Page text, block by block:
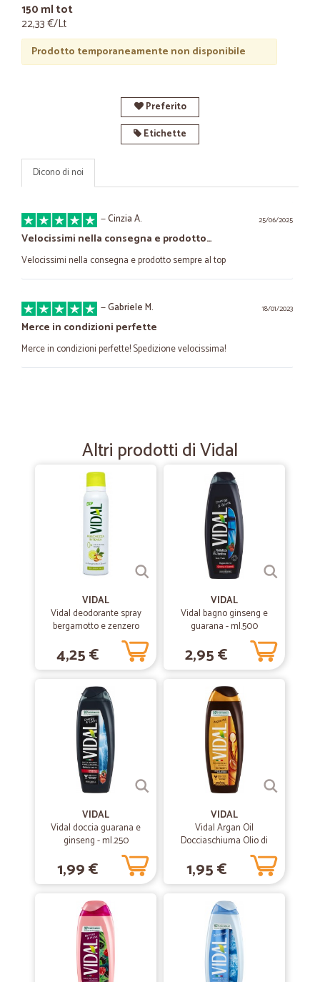
150 ml tot
22,33 €/Lt
Prodotto temporaneamente non disponibile
Preferito
Etichette
Dicono di noi
25/06/2025
—Cinzia A.
Velocissimi nella consegna e prodotto…
Velocissimi nella consegna e prodotto sempre al top
18/01/2023
—Gabriele M.
Merce in condizioni perfette
Merce in condizioni perfette! Spedizione velocissima!
—
Mi sono trovato molto bene tutte le…
Mi sono trovato molto bene tutte le volte che ho acquistato i prodotti!
26/11/2021
—Rino L.
Il prodotto è arrivato puntualmente e…
Il prodotto è arrivato puntualmente e bene imballato, e conforme alle
aspettative. Grazie.
Eccezionali i prodotti
Eccezionali i prodotti, consegna perfetta e puntuale, serieta' e onesta'.
Faremo ancora e ancora spesa qui!
20/01/2021
— Nadia S.
Puntualissimi nella consegna ed imballo…
Puntualissimi nella consegna ed imballo perfetto
21/09/2020
Alfredo V.
Spedizione veloce e prodotti ottimi
Spedizione veloce e prodotti ottimi, ma imballaggio non altrettanto:
vasetti di vetro che se ne andavano in giro in uno scatolone più
grande di loro e con protezioni inadeguate. Fortunatamente non si è
Altri prodotti di Vidal
VIDAL
Vidal deodorante spray
bergamotto e zenzero
4,25 €
VIDAL
Vidal bagno ginseng e
guarana - ml.500
2,95 €
VIDAL
Vidal doccia guarana e
ginseng - ml.250
1,99 €
VIDAL
Vidal Argan Oil
Docciaschiuma Olio di
Argan Biologico 250 ml
1,95 €